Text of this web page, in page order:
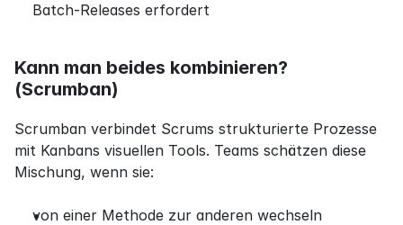
Batch-Releases erfordert
Kann man beides kombinieren?
(Scrumban)
Scrumban verbindet Scrums strukturierte Prozesse
mit Kanbans visuellen Tools. Teams schätzen diese
Mischung, wenn sie:
von einer Methode zur anderen wechseln